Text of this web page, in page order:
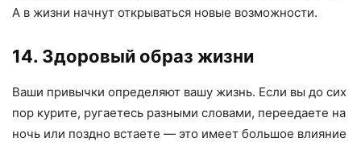
А в жизни начнут открываться новые возможности.
14. Здоровый образ жизни
Ваши привычки определяют вашу жизнь. Если вы до сих
пор курите, ругаетесь разными словами, переедаете на
ночь или поздно встаете — это имеет большое влияние